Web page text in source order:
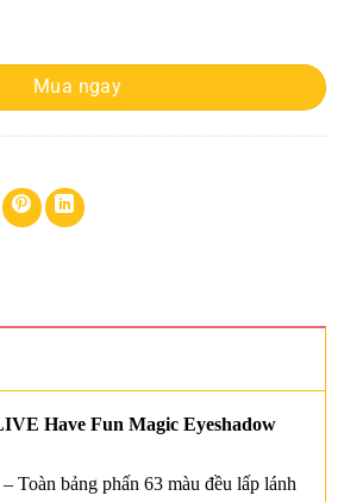
No.hl560 quantity
Mua ngay
Have Fun Magic Eyeshadow
Toàn bảng phấn 63 màu đều lấp lánh